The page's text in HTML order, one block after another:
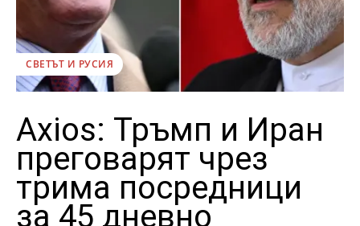
СВЕТЪТ И РУСИЯ
Axios: Тръмп и Иран
преговарят чрез
трима посредници
за 45 дневно